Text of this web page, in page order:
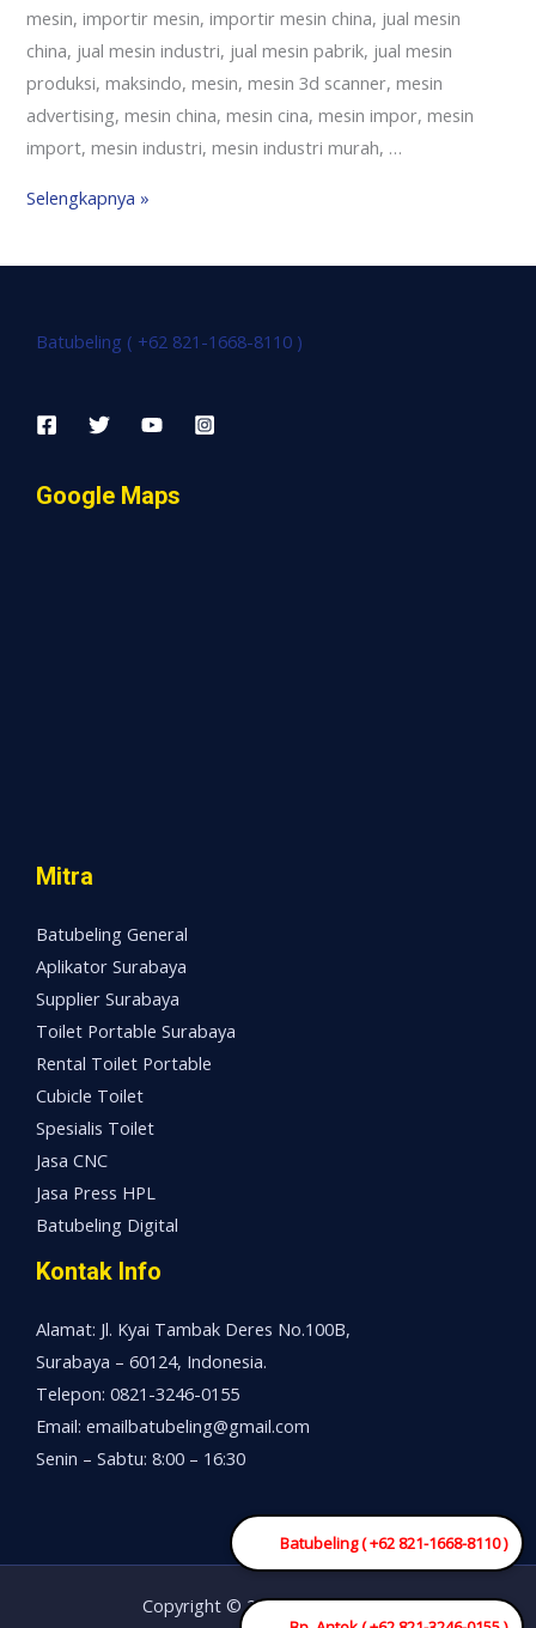
mesin, importir mesin, importir mesin china, jual mesin
china, jual mesin industri, jual mesin pabrik, jual mesin
produksi, maksindo, mesin, mesin 3d scanner, mesin
advertising, mesin china, mesin cina, mesin impor, mesin
import, mesin industri, mesin industri murah, …
Selengkapnya »
Batubeling ( +62 821-1668-8110 )
Batubeling ( +62 821-1668-8110 )
Google Maps
Mitra
Batubeling General
Aplikator Surabaya
Supplier Surabaya
Toilet Portable Surabaya
Rental Toilet Portable
Cubicle Toilet
Spesialis Toilet
Jasa CNC
Jasa Press HPL
Batubeling Digital
Kontak Info
Alamat: Jl. Kyai Tambak Deres No.100B,
Surabaya – 60124, Indonesia.
Telepon: 0821-3246-0155
Email: emailbatubeling@gmail.com
Senin – Sabtu: 8:00 – 16:30
Copyright © 2026 Mesin China